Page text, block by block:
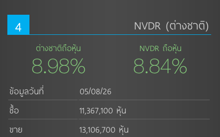
4 NVDR (ต่างชาติ)
ต่างชาติถือหุ้น
8.98%
NVDR ถือหุ้น
8.84%
ข้อมูลวันที่
05/08/26
ซื้อ
11,367,100 หุ้น
ขาย
13,106,700 หุ้น